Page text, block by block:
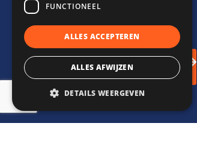
informeren door onze
experts.
Adviesgesprek
inplannen!
FUNCTIONEEL
ALLES ACCEPTEREN
ALLES AFWIJZEN
DETAILS WEERGEVEN